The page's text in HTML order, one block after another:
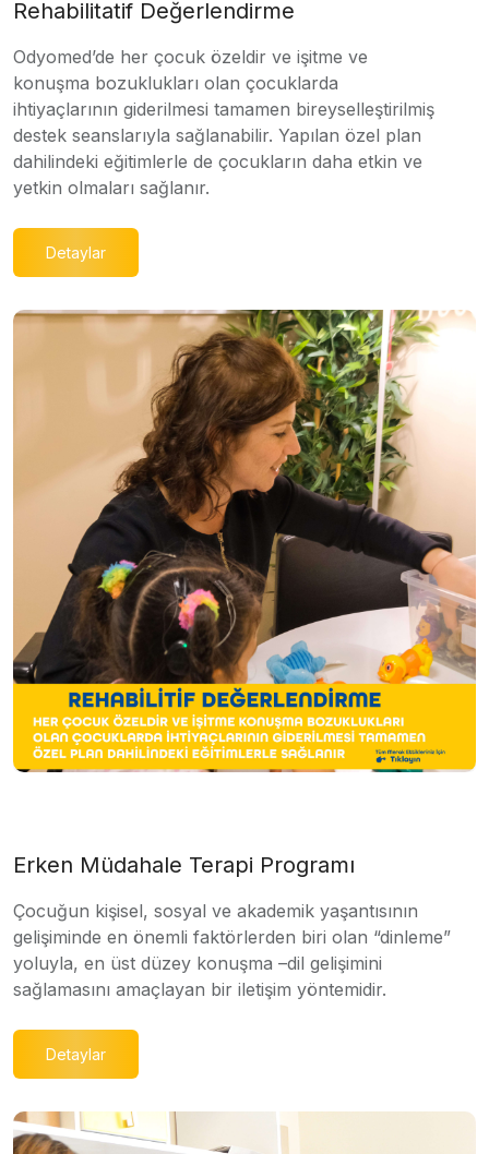
Rehabilitatif Değerlendirme
Odyomed’de her çocuk özeldir ve işitme ve
konuşma bozuklukları olan çocuklarda
ihtiyaçlarının giderilmesi tamamen bireyselleştirilmiş
destek seanslarıyla sağlanabilir. Yapılan özel plan
dahilindeki eğitimlerle de çocukların daha etkin ve
yetkin olmaları sağlanır.
Detaylar
Erken Müdahale Terapi Programı
Çocuğun kişisel, sosyal ve akademik yaşantısının
gelişiminde en önemli faktörlerden biri olan “dinleme”
yoluyla, en üst düzey konuşma –dil gelişimini
sağlamasını amaçlayan bir iletişim yöntemidir.
Detaylar